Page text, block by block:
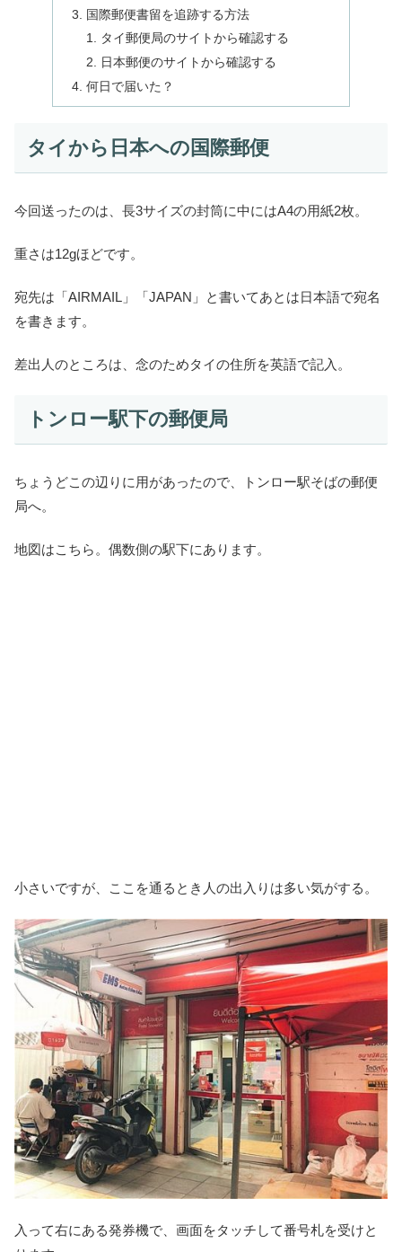
国際郵便書留を追跡する方法
タイ郵便局のサイトから確認する
日本郵便のサイトから確認する
何日で届いた？
タイから日本への国際郵便
今回送ったのは、長3サイズの封筒に中にはA4の用紙2枚。
重さは12gほどです。
宛先は「AIRMAIL」「JAPAN」と書いてあとは日本語で宛名
を書きます。
差出人のところは、念のためタイの住所を英語で記入。
トンロー駅下の郵便局
ちょうどこの辺りに用があったので、トンロー駅そばの郵便
局へ。
地図はこちら。偶数側の駅下にあります。
小さいですが、ここを通るとき人の出入りは多い気がする。
入って右にある発券機で、画面をタッチして番号札を受けと